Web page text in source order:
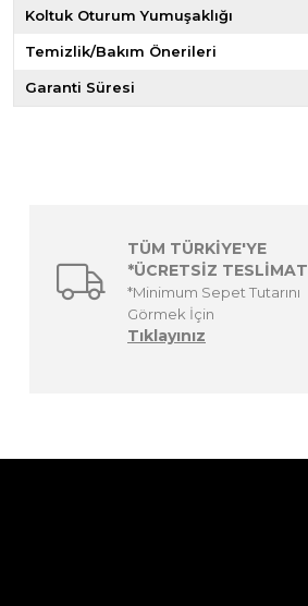
Koltuk Oturum Yumuşaklığı
Temizlik/Bakım Önerileri
Garanti Süresi
TÜM TÜRKİYE'YE
*ÜCRETSİZ TESLİMAT
*Minimum Sepet Tutarını
Görmek İçin
Tıklayınız